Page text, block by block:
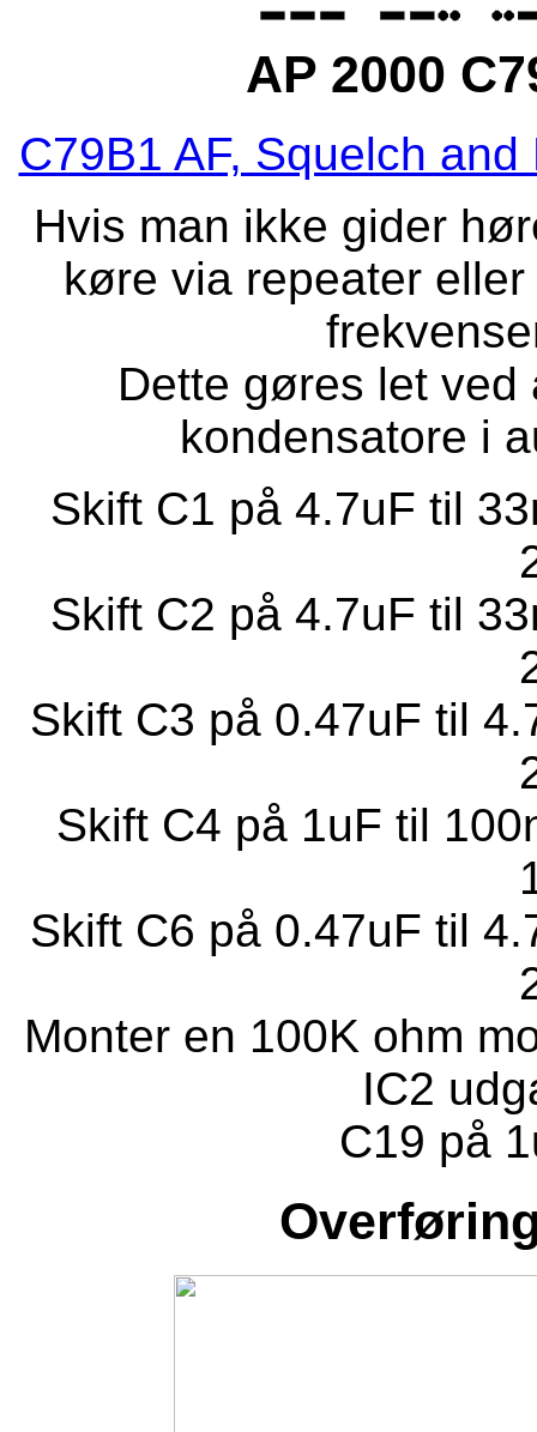
AP 2000
C79B1 AF, Squelch
Hvis man ikke gider
køre via repeater
Dette gøres let
kondensatore i
Skift C1 på 4.7uF til
Skift C2 på 4.7uF til
Skift C3 på 0.47uF til
Skift C4 på 1uF til
Skift C6 på 0.47uF til
Monter en 100K ohm
IC2
C19 på